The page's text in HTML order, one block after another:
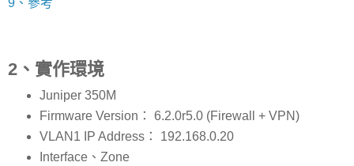
9、參考
2、實作環境
Juniper 350M
Firmware Version： 6.2.0r5.0 (Firewall + VPN)
VLAN1 IP Address： 192.168.0.20
Interface、Zone